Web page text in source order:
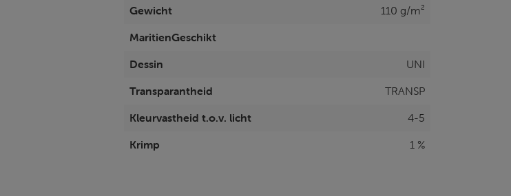
Gewicht
110 g/m²
MaritienGeschikt
Dessin
UNI
Transparantheid
TRANSP
Kleurvastheid t.o.v. licht
4-5
Krimp
1 %